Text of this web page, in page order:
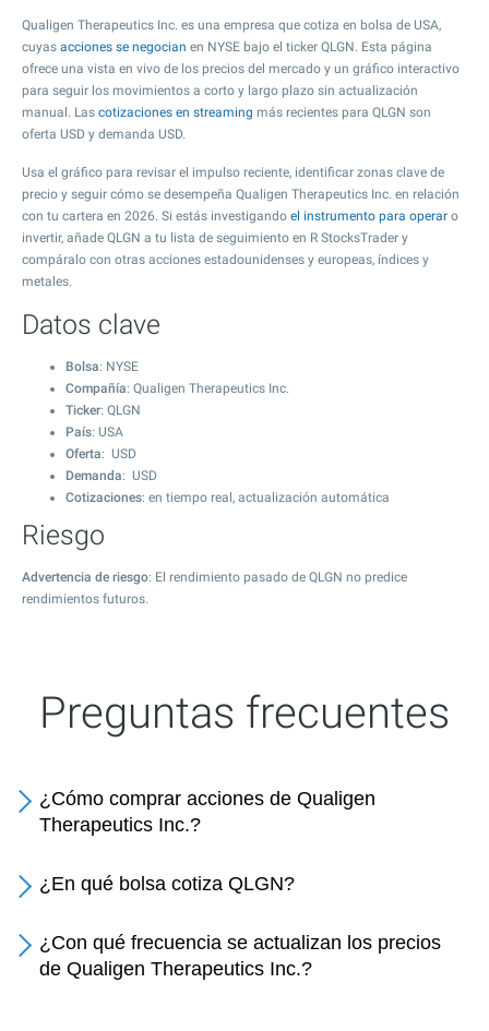
Qualigen Therapeutics Inc. es una empresa que cotiza en bolsa de USA,
cuyas acciones se negocian en NYSE bajo el ticker QLGN. Esta página
ofrece una vista en vivo de los precios del mercado y un gráfico interactivo
para seguir los movimientos a corto y largo plazo sin actualización
manual. Las cotizaciones en streaming más recientes para QLGN son
oferta USD y demanda USD.
Usa el gráfico para revisar el impulso reciente, identificar zonas clave de
precio y seguir cómo se desempeña Qualigen Therapeutics Inc. en relación
con tu cartera en 2026. Si estás investigando el instrumento para operar o
invertir, añade QLGN a tu lista de seguimiento en R StocksTrader y
compáralo con otras acciones estadounidenses y europeas, índices y
metales.
Datos clave
Bolsa: NYSE
Compañía: Qualigen Therapeutics Inc.
Ticker: QLGN
País: USA
Oferta: USD
Demanda: USD
Cotizaciones: en tiempo real, actualización automática
Riesgo
Advertencia de riesgo: El rendimiento pasado de QLGN no predice
rendimientos futuros.
Preguntas frecuentes
¿Cómo comprar acciones de Qualigen
Therapeutics Inc.?
¿En qué bolsa cotiza QLGN?
¿Con qué frecuencia se actualizan los precios
de Qualigen Therapeutics Inc.?